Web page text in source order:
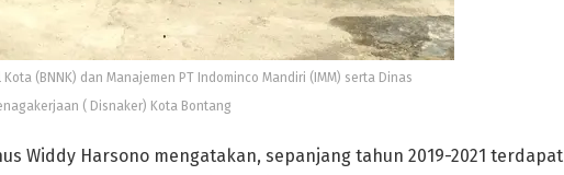
(BNNK) dan Manajemen PT Indominco Mandiri (IMM) serta Dinas
( Disnaker) Kota Bontang
Widdy Harsono mengatakan, sepanjang tahun 2019-2021 terdapat